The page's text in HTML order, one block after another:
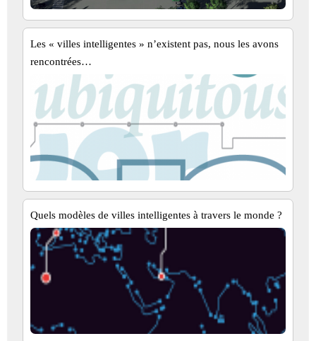
Les « villes intelligentes » n’existent pas, nous les avons
rencontrées…
Quels modèles de villes intelligentes à travers le monde ?